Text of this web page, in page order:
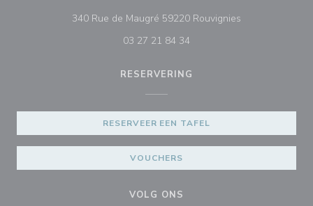
340 Rue de Maugré 59220 Rouvignies
03 27 21 84 34
RESERVERING
RESERVEER EEN TAFEL
VOUCHERS
VOLG ONS